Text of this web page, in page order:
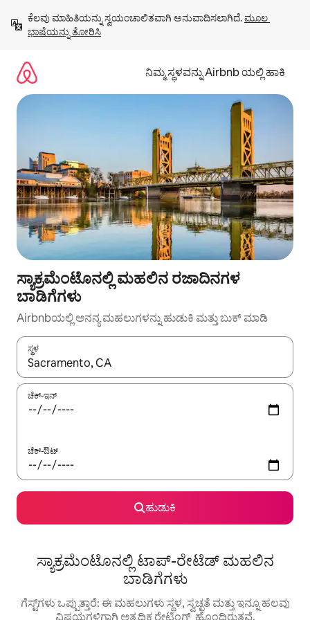
ಹೋಗಿ
ಕೆಲವು ಮಾಹಿತಿಯನ್ನು ಸ್ವಯಂಚಾಲಿತವಾಗಿ ಅನುವಾದಿಸಲಾಗಿದೆ. ಮೂಲ
ಭಾಷೆಯನ್ನು ತೋರಿಸಿ
ನಿಮ್ಮ ಸ್ಥಳವನ್ನು Airbnb ಯಲ್ಲಿ ಹಾಕಿ
ಸ್ಯಾಕ್ರಮೆಂಟೊನಲ್ಲಿ ಮಹಲಿನ ರಜಾದಿನಗಳ
ಬಾಡಿಗೆಗಳು
Airbnbಯಲ್ಲಿ ಅನನ್ಯ ಮಹಲುಗಳನ್ನು ಹುಡುಕಿ ಮತ್ತು ಬುಕ್ ಮಾಡಿ
ಸ್ಥಳ
ಫಲಿತಾಂಶಗಳು ಲಭ್ಯವಿರುವಾಗ, ಅಪ್ ಮತ್ತು ಡೌನ್ ಬಾಣದ ಕೀಲಿಗಳೊಂದಿಗೆ
ಚೆಕ್-ಇನ್
ಚೆಕ್-ಔಟ್
ಹುಡುಕಿ
ಸ್ಯಾಕ್ರಮೆಂಟೊನಲ್ಲಿ ಟಾಪ್-ರೇಟೆಡ್ ಮಹಲಿನ
ಬಾಡಿಗೆಗಳು
ಗೆಸ್ಟ್‌ಗಳು ಒಪ್ಪುತ್ತಾರೆ: ಈ ಮಹಲುಗಳು ಸ್ಥಳ, ಸ್ವಚ್ಛತೆ ಮತ್ತು ಇನ್ನೂ ಹಲವು
ವಿಷಯಗಳಿಗಾಗಿ ಅತ್ಯಧಿಕ ರೇಟಿಂಗ್ ‌ ಹೊಂದಿರುತ್ತವೆ.